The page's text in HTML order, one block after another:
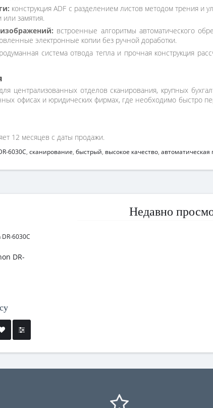
конструкция ADF с разделением листов методом трения и
замятия.
встроенные алгоритмы автоматического
электронные копии без ручной доработки.
система отвода тепла и прочная конструкция
централизованных отделов сканирования, крупных
офисах и юридических фирмах, где необходимо быстро
12 месяцев с даты продажи.
6030С, сканирование, быстрый, высокое качество, автоматическая
Недавно
DR-